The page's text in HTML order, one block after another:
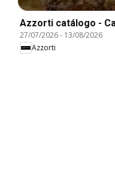
Azzorti catálogo -
27/07/2026- 13/08/2026
Azzorti